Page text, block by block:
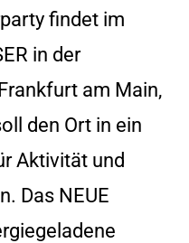
findet im
in der
am Main,
den Ort in ein
Aktivität und
Das NEUE